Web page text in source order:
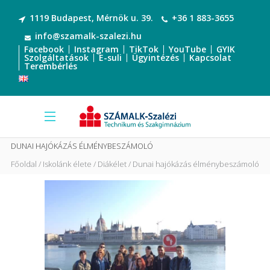
1119 Budapest, Mérnök u. 39.
+36 1 883-3655
info@szamalk-szalezi.hu
Facebook
Instagram TikTok YouTube GYIK
Szolgáltatások E-suli Ügyintézés Kapcsolat
Terembérlés
DUNAI HAJÓKÁZÁS ÉLMÉNYBESZÁMOLÓ
Főoldal Iskolánk élete Diákélet Dunai hajókázás élménybeszámoló